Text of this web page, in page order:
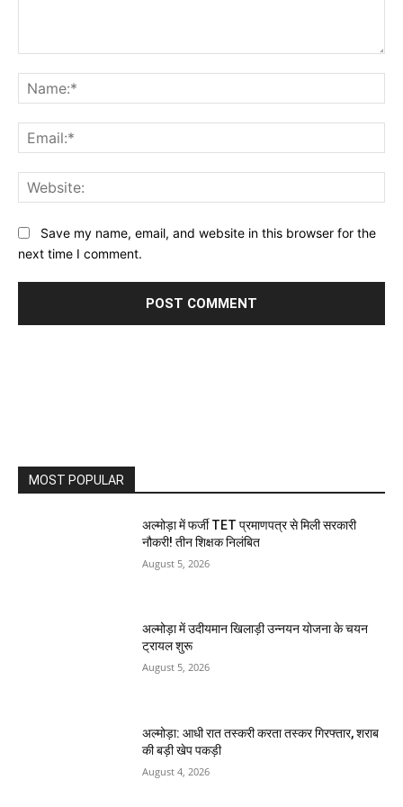
Save my name, email, and website in this browser for the
next time I comment.
MOST POPULAR
अल्मोड़ा में फर्जी TET प्रमाणपत्र से मिली सरकारी
नौकरी! तीन शिक्षक निलंबित
August 5, 2026
अल्मोड़ा में उदीयमान खिलाड़ी उन्नयन योजना के चयन
ट्रायल शुरू
August 5, 2026
अल्मोड़ा: आधी रात तस्करी करता तस्कर​ गिरफ्तार, शराब
की बड़ी खेप पकड़ी
August 4, 2026